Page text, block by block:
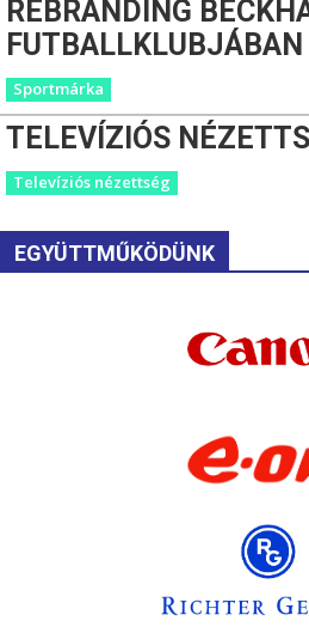
REBRANDING
FUTBALLKLUBJÁBAN
Sportmárka
TELEVÍZIÓS
Televíziós nézettség
EGYÜTTMŰKÖDÜNK